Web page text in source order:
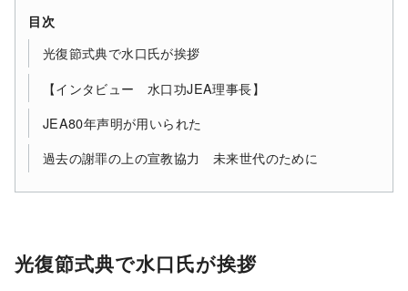
目次
光復節式典で水口氏が挨拶
【インタビュー 水口功JEA理事長】
JEA80年声明が用いられた
過去の謝罪の上の宣教協力 未来世代のために
光復節式典で水口氏が挨拶